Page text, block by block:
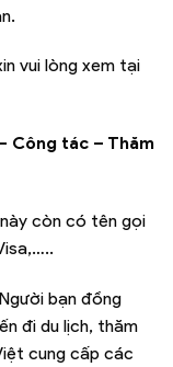
vui lòng xem tại
Công tác – Thăm
còn có tên gọi
bạn đồng
đi du lịch, thăm
cung cấp các